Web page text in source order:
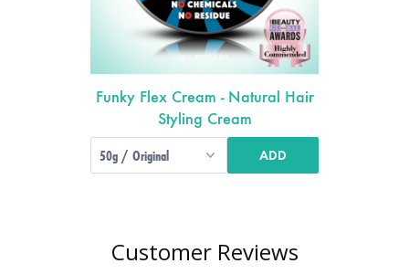
Funky Flex Cream - Natural Hair
Styling Cream
ADD
Customer Reviews